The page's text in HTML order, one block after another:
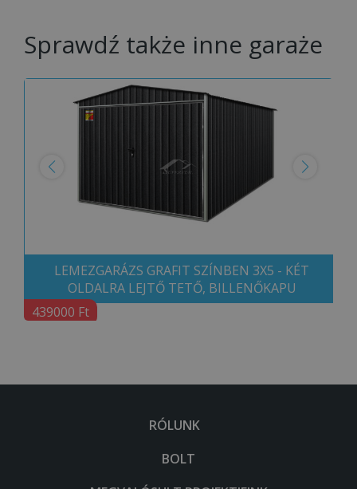
Sprawdź także inne garaże
LEMEZGARÁZS GRAFIT SZÍNBEN 3X5 - KÉT
OLDALRA LEJTŐ TETŐ, BILLENŐKAPU
439000 Ft
RÓLUNK
BOLT